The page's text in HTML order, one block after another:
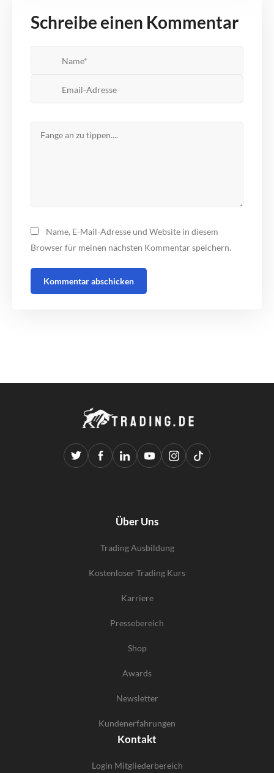
Schreibe einen Kommentar
Name, E-Mail-Adresse und Website in diesem
Browser für meinen nächsten Kommentar speichern.
Über Uns
Trading Ausbildung
Kostenloser Trading Kurs
Karriere
Pressebereich
Shop
Awards
Newsletter
Kundenerfahrungen
Kontakt
Login Mitgliederbereich